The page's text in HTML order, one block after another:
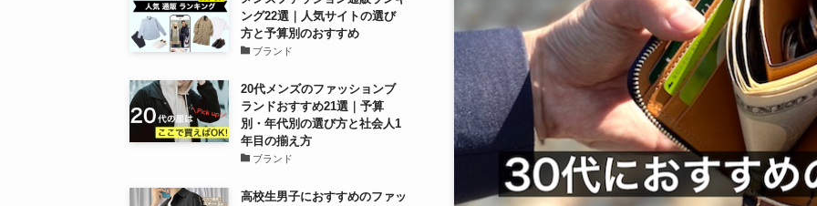
ング22選｜人気サイトの選び
方と予算別のおすすめ
ブランド
20代メンズのファッションブ
ランドおすすめ21選｜予算
別・年代別の選び方と社会人1
年目の揃え方
ブランド
高校生男子におすすめのファッ